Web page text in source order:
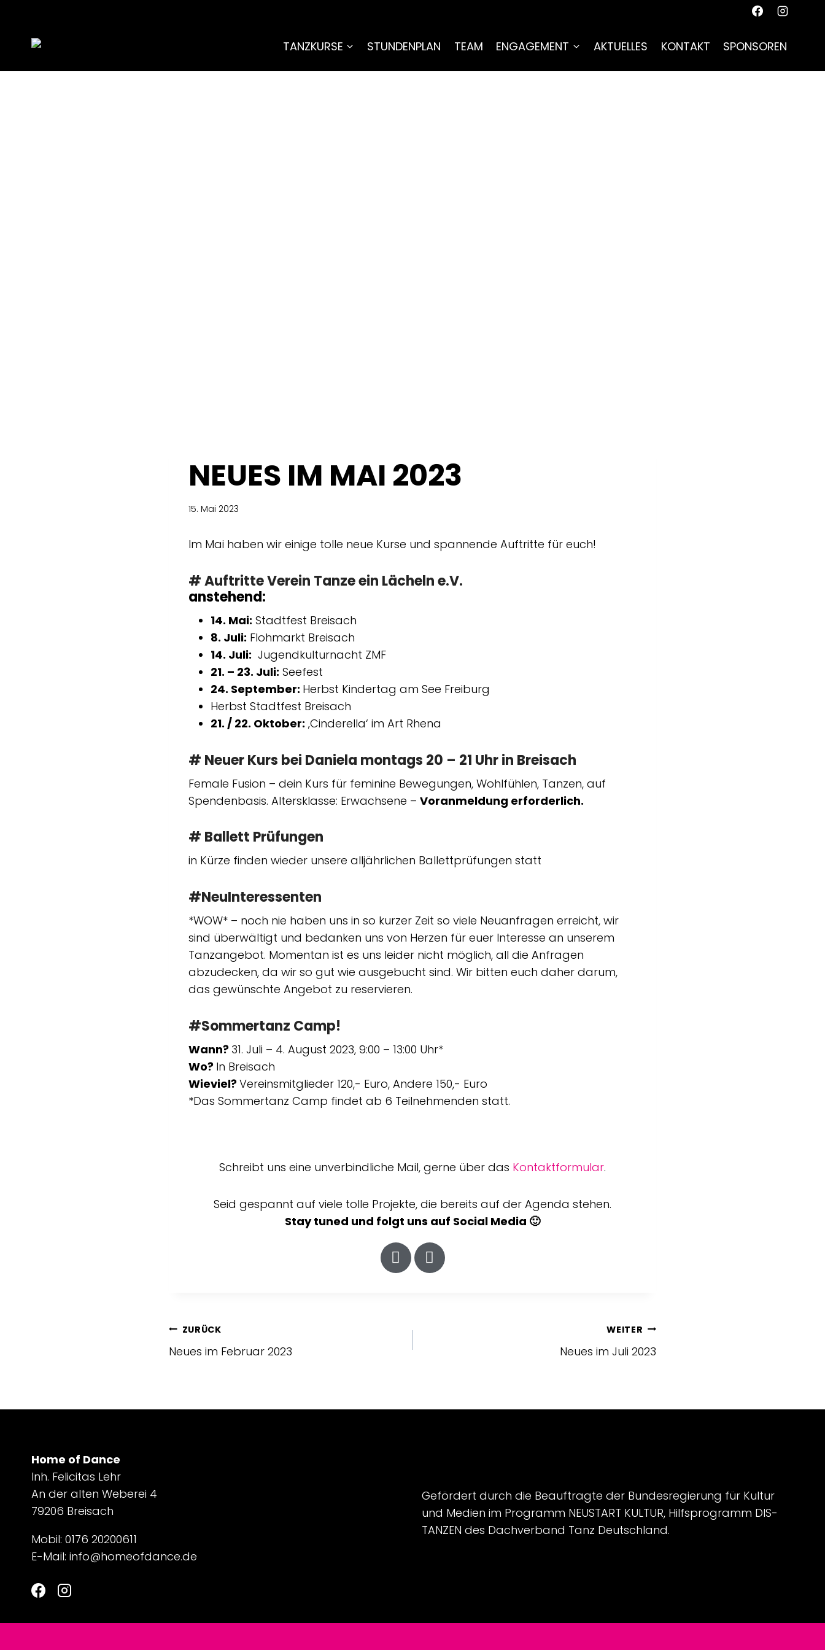
TANZKURSE STUNDENPLAN TEAM ENGAGEMENT AKTUELLES KONTAKT SPONSOREN
NEUES IM MAI 2023
15. Mai 2023
Im Mai haben wir einige tolle neue Kurse und spannende Auftritte für euch!
# Auftritte Verein Tanze ein Lächeln e.V.
anstehend:
14. Mai: Stadtfest Breisach
8. Juli: Flohmarkt Breisach
14. Juli: Jugendkulturnacht ZMF
21. – 23. Juli: Seefest
24. September: Herbst Kindertag am See Freiburg
Herbst Stadtfest Breisach
21. / 22. Oktober: ‚Cinderella‘ im Art Rhena
# Neuer Kurs bei Daniela montags 20 – 21 Uhr in Breisach
Female Fusion – dein Kurs für feminine Bewegungen, Wohlfühlen, Tanzen, auf
Spendenbasis. Altersklasse: Erwachsene – Voranmeldung erforderlich.
# Ballett Prüfungen
in Kürze finden wieder unsere alljährlichen Ballettprüfungen statt
#NeuInteressenten
*WOW* – noch nie haben uns in so kurzer Zeit so viele Neuanfragen erreicht, wir
sind überwältigt und bedanken uns von Herzen für euer Interesse an unserem
Tanzangebot. Momentan ist es uns leider nicht möglich, all die Anfragen
abzudecken, da wir so gut wie ausgebucht sind. Wir bitten euch daher darum,
das gewünschte Angebot zu reservieren.
#Sommertanz Camp!
Wann? 31. Juli – 4. August 2023, 9:00 – 13:00 Uhr*
Wo? In Breisach
Wieviel?Vereinsmitglieder 120,- Euro, Andere 150,- Euro
*Das Sommertanz Camp findet ab 6 Teilnehmenden statt.
Schreibt uns eine unverbindliche Mail, gerne über das Kontaktformular.
Seid gespannt auf viele tolle Projekte, die bereits auf der Agenda stehen.
Stay tuned und folgt uns auf Social Media 🙂
ZURÜCK
Neues im Februar 2023
WEITER
Neues im Juli 2023
Home of Dance
Inh. Felicitas Lehr
An der alten Weberei 4
79206 Breisach
Mobil: 0176 20200611
E-Mail: info@homeofdance.de
Gefördert durch die Beauftragte der Bundesregierung für Kultur
und Medien im Programm NEUSTART KULTUR, Hilfsprogramm DIS-
TANZEN des Dachverband Tanz Deutschland.